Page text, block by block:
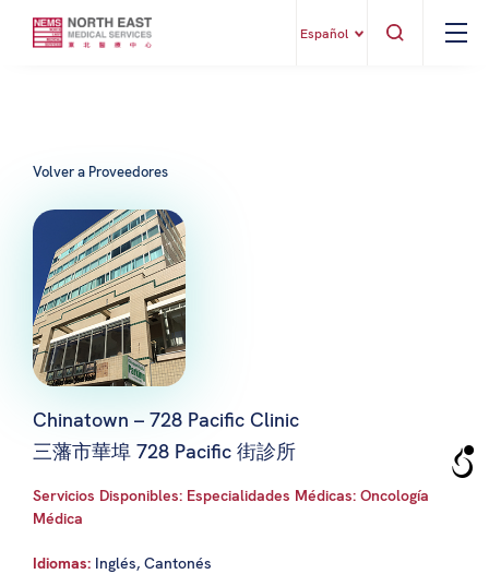
Español
Volver a Proveedores
Chinatown – 728 Pacific Clinic
三藩市華埠 728 Pacific 街診所
Servicios Disponibles: Especialidades Médicas: Oncología
Médica
Idiomas: Inglés, Cantonés